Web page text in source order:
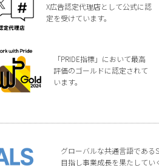
X広告認定代理店として公式に認
定を受けています。
「PRIDE指標」において最高
評価のゴールドに認定されて
います。
グローバルな共通言語である
目指し事業成長を果たしてい